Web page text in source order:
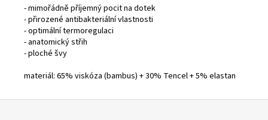
- mimořádně příjemný pocit na dotek
- přirozené antibakteriální vlastnosti
- optimální termoregulaci
- anatomický střih
- ploché švy
materiál: 65% viskóza (bambus) + 30% Tencel + 5% elastan
Z